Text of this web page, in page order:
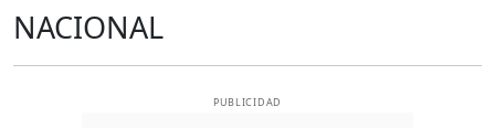
NACIONAL
PUBLICIDAD